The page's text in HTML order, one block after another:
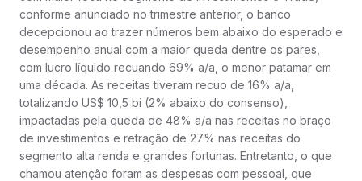
conforme anunciado no trimestre anterior, o banco
decepcionou ao trazer números bem abaixo do esperado e
desempenho anual com a maior queda dentre os pares,
com lucro líquido recuando 69% a/a, o menor patamar em
uma década. As receitas tiveram recuo de 16% a/a,
totalizando US$ 10,5 bi (2% abaixo do consenso),
impactadas pela queda de 48% a/a nas receitas no braço
de investimentos e retração de 27% nas receitas do
segmento alta renda e grandes fortunas. Entretanto, o que
chamou atenção foram as despesas com pessoal, que